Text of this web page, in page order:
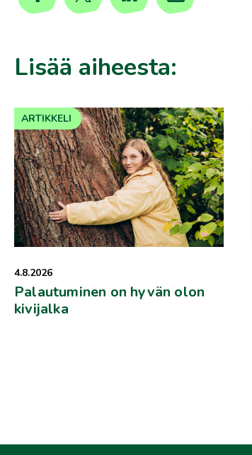
Lisää aiheesta:
4.8.2026
Palautuminen on hyvän olon
kivijalka
ARTIKKELI